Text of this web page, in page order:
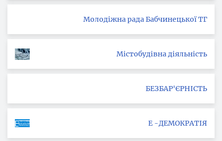
Молодіжна рада Бабчинецької ТГ
Містобудівна діяльність
БЕЗБАР'ЄРНІСТЬ
Е -ДЕМОКРАТІЯ